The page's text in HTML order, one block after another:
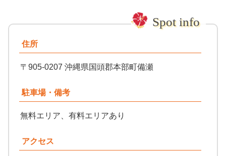
住所
〒905-0207 沖縄県国頭郡本部町備瀬
駐車場・備考
無料エリア、有料エリアあり
アクセス